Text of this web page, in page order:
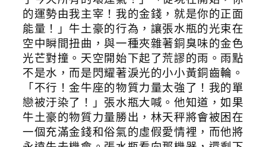
的運勢由我主宰！我的金錢，就是你的正面
能量！」牛土豪的行為，讓張水瓶的光束在
空中瞬間扭曲，與一種夾雜著銅臭味的金色
光芒對撞。天空開始下起了荒謬的雨。雨點
不是水，而是閃耀著淚光的小小黃銅齒輪。
「不行！金牛座的物質力量太強了！我的單
戀被汙染了！」張水瓶大喊。他知道，如果
牛土豪的物質力量勝出，林天秤將會被困在
一個充滿金錢和俗氣的虛假愛情裡，而他將